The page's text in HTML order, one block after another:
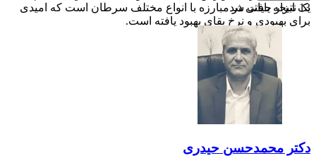
یک ابزار حیاتی در مبارزه با انواع مختلف سرطان است که امیدی
برای بهبودی و نرخ بقای بهبود یافته است.
13 نتیجه یافت شد
دکتر محمدحسن حیدری